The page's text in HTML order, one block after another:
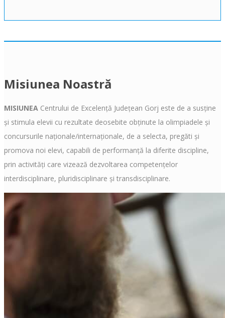
Misiunea Noastră
MISIUNEA Centrului de Excelenţă Județean Gorj este de a susţine
şi stimula elevii cu rezultate deosebite obținute la olimpiadele şi
concursurile naţionale/internaţionale, de a selecta, pregăti şi
promova noi elevi, capabili de performanţă la diferite discipline,
prin activităţi care vizează dezvoltarea competenţelor
interdisciplinare, pluridisciplinare şi transdisciplinare.